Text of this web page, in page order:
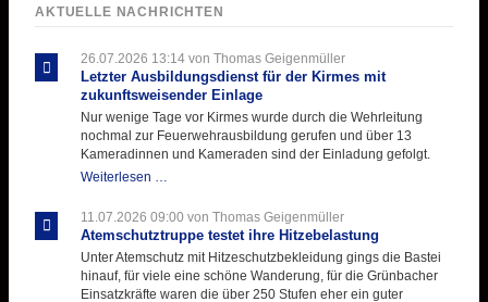
AKTUELLE NACHRICHTEN
26.07.2026 13:14von Thomas Geigenmüller
Letzter Ausbildungsdienst für der Kirmes mit
zukunftsweisender Einlage
Nur wenige Tage vor Kirmes wurde durch die Wehrleitung
nochmal zur Feuerwehrausbildung gerufen und über 13
Kameradinnen und Kameraden sind der Einladung gefolgt.
Weiterlesen …
für
der
Kirmes
mit
zukunftsweisender
11.07.2026 09:00 von Thomas Geigenmüller
Atemschutztruppe testet ihre Hitzebelastung
Unter Atemschutz mit Hitzeschutzbekleidung gings die Bastei
hinauf, für viele eine schöne Wanderung, für die Grünbacher
Einsatzkräfte waren die über 250 Stufen eher ein guter